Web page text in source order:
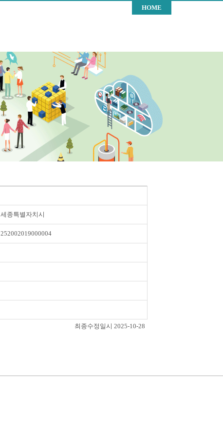
HOME
세종특별자치시
252002019000004
최종수정일시 2025-10-28